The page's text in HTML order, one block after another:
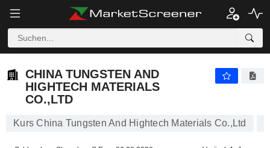
CHINA TUNGSTEN AND
HIGHTECH MATERIALS
CO.,LTD
Kurs China Tungsten And Hightech Materials Co.,Ltd